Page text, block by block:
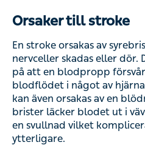
Orsaker till stroke
En stroke orsakas av
nervceller skadas eller dör.
på att en blodpropp
blodflödet i något av
kan även orsakas av en
brister läcker blodet ut i
en svullnad vilket
ytterligare.